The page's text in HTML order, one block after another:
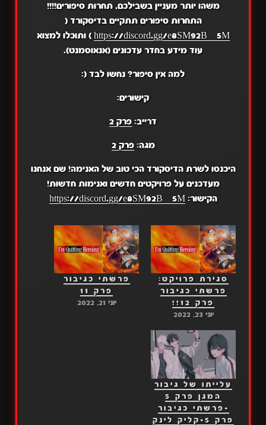
משהו יותר מעניין בשבילכם, תחרות סיפורים!!!!
התחרות סיפורים תתקיים בדיסקורד (
https://discord.gg/e8SM92BZ5M ) ותוכלו למצוא
עוד מידע בחדר עדכונים (אנאוסמנט).
למה אין סיפור? נחשו לבד (:
קישורים:
דרייב: פרק 2
מגה:פרק 2
היכנסו לשרת הדיסקורד הכי טוב של האנימה! שם אנחנו
מעדכנים על פרויקטים חדשים ואנימות חדשות!
הקישור:https://discord.gg/e8SM92BZ5M
סגירת פרויקט:
פרשתי כגיבור
פרק 12!!
יוני 23, 2022
פרשתי כגיבור
פרק 11
יוני 21, 2022
עלייתו של גיבור
המגן פרק 5
+פרשתי כגיבור
פרק 5+קליק לינק